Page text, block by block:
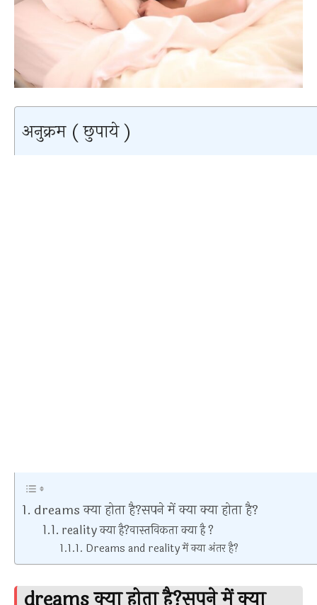
अनुक्रम ( छुपाये )
dreams क्या होता है?सपने में क्या क्या होता है?
reality क्या है?वास्तविकता क्या है ?
Dreams and reality में क्या अंतर है?